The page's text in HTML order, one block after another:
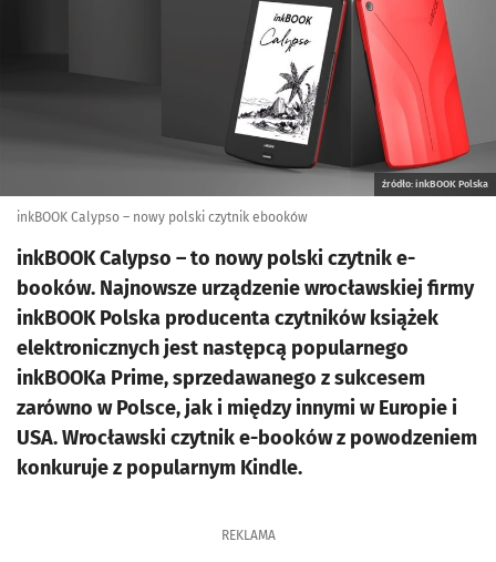
źródło: inkBOOK Polska
inkBOOK Calypso – nowy polski czytnik ebooków
inkBOOK Calypso – to nowy polski czytnik e-
booków. Najnowsze urządzenie wrocławskiej firmy
inkBOOK Polska producenta czytników książek
elektronicznych jest następcą popularnego
inkBOOKa Prime, sprzedawanego z sukcesem
zarówno w Polsce, jak i między innymi w Europie i
USA. Wrocławski czytnik e-booków z powodzeniem
konkuruje z popularnym Kindle.
REKLAMA